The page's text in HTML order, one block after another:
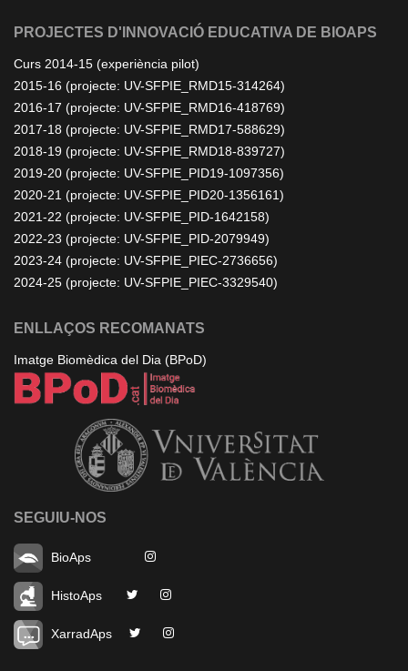
PROJECTES D'INNOVACIÓ EDUCATIVA DE BIOAPS
Curs 2014-15 (experiència pilot)
2015-16 (projecte: UV-SFPIE_RMD15-314264)
2016-17 (projecte: UV-SFPIE_RMD16-418769)
2017-18 (projecte: UV-SFPIE_RMD17-588629)
2018-19 (projecte: UV-SFPIE_RMD18-839727)
2019-20 (projecte: UV-SFPIE_PID19-1097356)
2020-21 (projecte: UV-SFPIE_PID20-1356161)
2021-22 (projecte: UV-SFPIE_PID-1642158)
2022-23 (projecte: UV-SFPIE_PID-2079949)
2023-24 (projecte: UV-SFPIE_PIEC-2736656)
2024-25 (projecte: UV-SFPIE_PIEC-3329540)
ENLLAÇOS RECOMANATS
Imatge Biomèdica del Dia (BPoD)
SEGUIU-NOS
BioAps
HistoAps
XarradAps